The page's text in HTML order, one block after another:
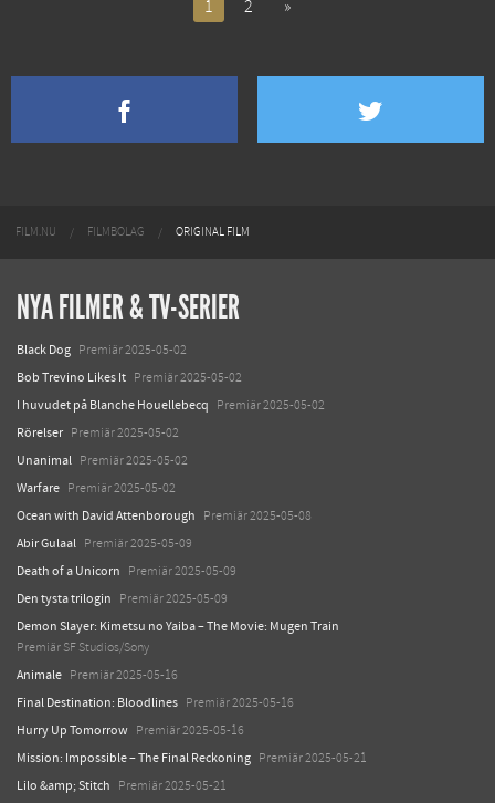
1 2 »
FILM.NU FILMBOLAG ORIGINAL FILM
NYA FILMER & TV-SERIER
Black Dog Premiär 2025-05-02
Bob Trevino Likes It Premiär 2025-05-02
I huvudet på Blanche Houellebecq Premiär 2025-05-02
Rörelser Premiär 2025-05-02
Unanimal Premiär 2025-05-02
Warfare Premiär 2025-05-02
Ocean with David Attenborough Premiär 2025-05-08
Abir Gulaal Premiär 2025-05-09
Death of a Unicorn Premiär 2025-05-09
Den tysta trilogin Premiär 2025-05-09
Demon Slayer: Kimetsu no Yaiba – The Movie: Mugen Train
Premiär SF Studios/Sony
Animale Premiär 2025-05-16
Final Destination: Bloodlines Premiär 2025-05-16
Hurry Up Tomorrow Premiär 2025-05-16
Mission: Impossible – The Final Reckoning Premiär 2025-05-21
Lilo &amp; Stitch Premiär 2025-05-21